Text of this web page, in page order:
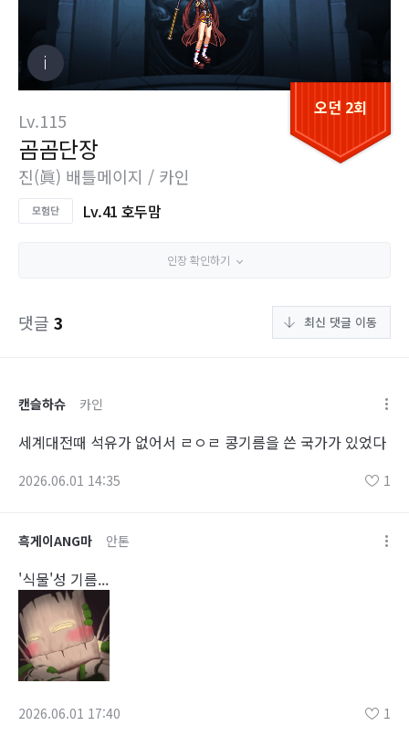
오던 2회
Lv.115
곰곰단장
진(眞) 배틀메이지 / 카인
Lv.41 호두맘
인장 확인하기
댓글 3 최신 댓글 이동
캔슬하슈 카인
세계대전때 석유가 없어서 ㄹㅇㄹ 콩기름을 쓴 국가가 있었다
2026.06.01 14:35 1
흑게이ANG마 안톤
'식물'성 기름...
2026.06.01 17:40 1